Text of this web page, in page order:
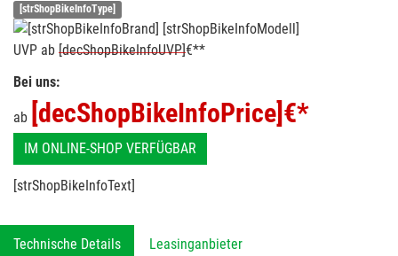
[strShopBikeInfoType]
UVP ab [decShopBikeInfoUVP]€**
Bei uns:
ab [decShopBikeInfoPrice] €*
IM ONLINE-SHOP VERFÜGBAR
[strShopBikeInfoText]
Technische Details Leasinganbieter